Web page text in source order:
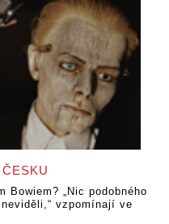
Bowiem? „Nic podobného
vzpomínají ve